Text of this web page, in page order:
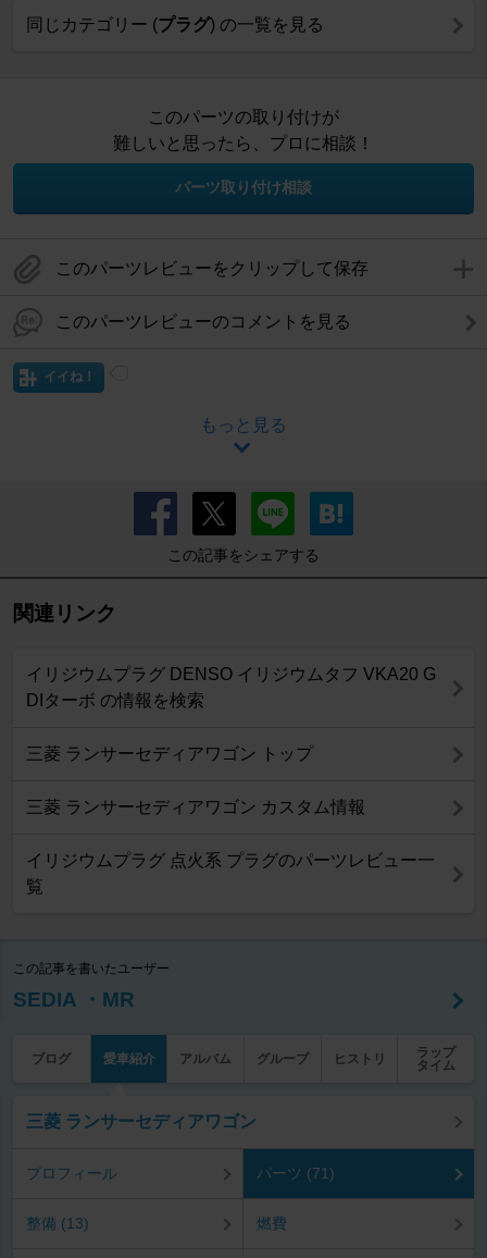
同じカテゴリー (プラグ) の一覧を見る
このパーツの取り付けが
難しいと思ったら、プロに相談！
パーツ取り付け相談
このパーツレビューをクリップして保存
このパーツレビューのコメントを見る
イイね！
もっと見る
この記事をシェアする
関連リンク
イリジウムプラグ DENSO イリジウムタフ VKA20 G
DIターボ の情報を検索
三菱 ランサーセディアワゴン トップ
三菱 ランサーセディアワゴン カスタム情報
イリジウムプラグ 点火系 プラグのパーツレビュー一
覧
この記事を書いたユーザー
SEDIA ・MR
ブログ 愛車紹介 アルバム グループ ヒストリ
ラップ
タイム
三菱 ランサーセディアワゴン
プロフィール パーツ (71)
整備 (13) 燃費